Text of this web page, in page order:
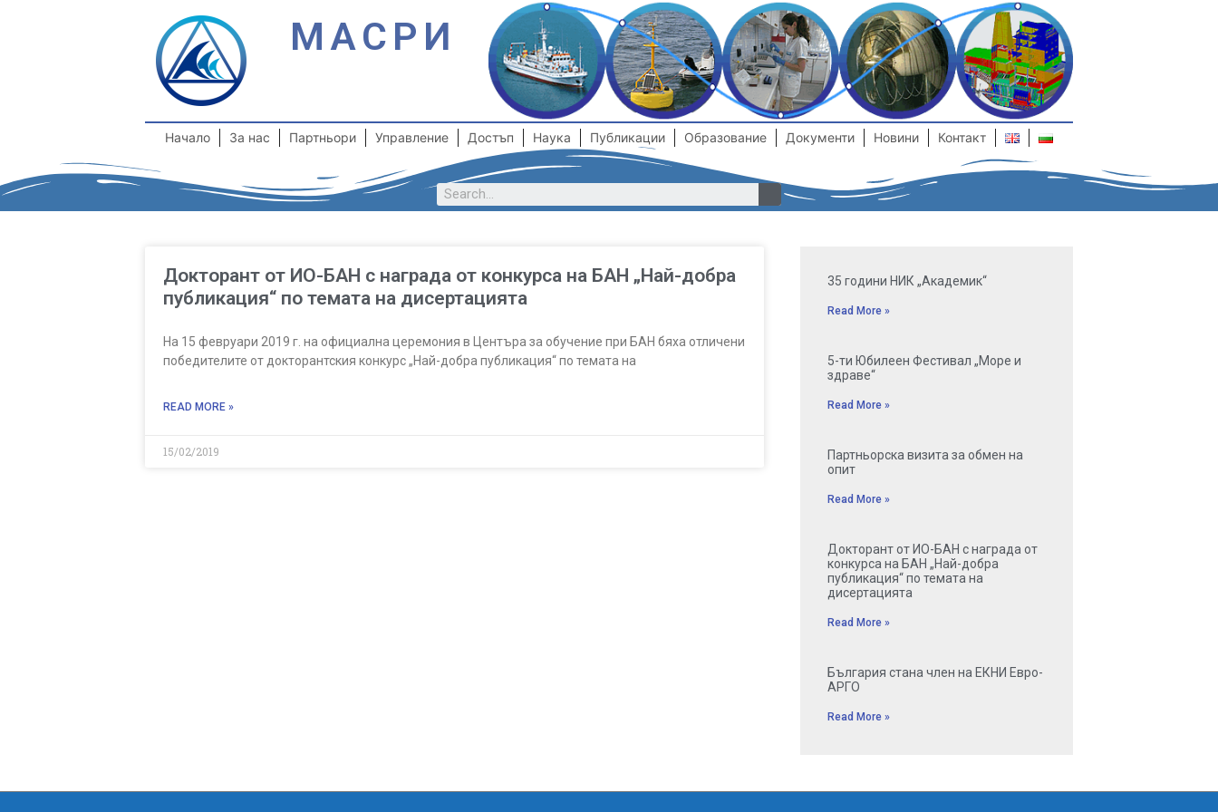
МАСРИ
Начало За нас Партньори Управление Достъп Наука Публикации Образование Документи Новини Контакт
Докторант от ИО-БАН с награда от конкурса на БАН „Най-добра
публикация“ по темата на дисертацията
На 15 февруари 2019 г. на официална церемония в Центъра за обучение при БАН бяха отличени
победителите от докторантския конкурс „Най-добра публикация“ по темата на
READ MORE »
15/02/2019
35 години НИК „Академик“
Read More »
5-ти Юбилеен Фестивал „Mоре и
здраве“
Read More »
Партньорска визита за обмен на
опит
Read More »
Докторант от ИО-БАН с награда от
конкурса на БАН „Най-добра
публикация“ по темата на
дисертацията
Read More »
България стана член на ЕКНИ Евро-
АРГО
Read More »